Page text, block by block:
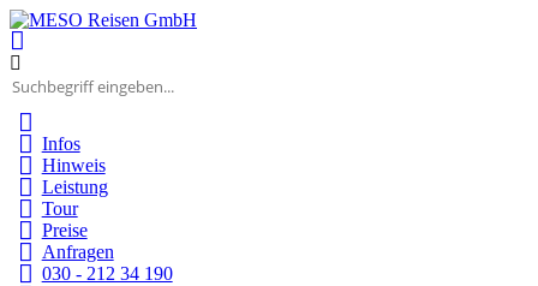
Infos
Hinweis
Leistung
Tour
Preise
Anfragen
030 - 212 34 190